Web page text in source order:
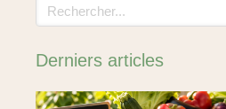
Rechercher
Derniers articles